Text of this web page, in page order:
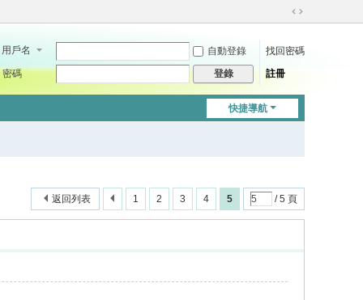
切
到
用戶名 自動登錄
找回密碼
密碼
登錄 註冊
快捷導航
1 2 3 4 5 / 5 頁
返回列表